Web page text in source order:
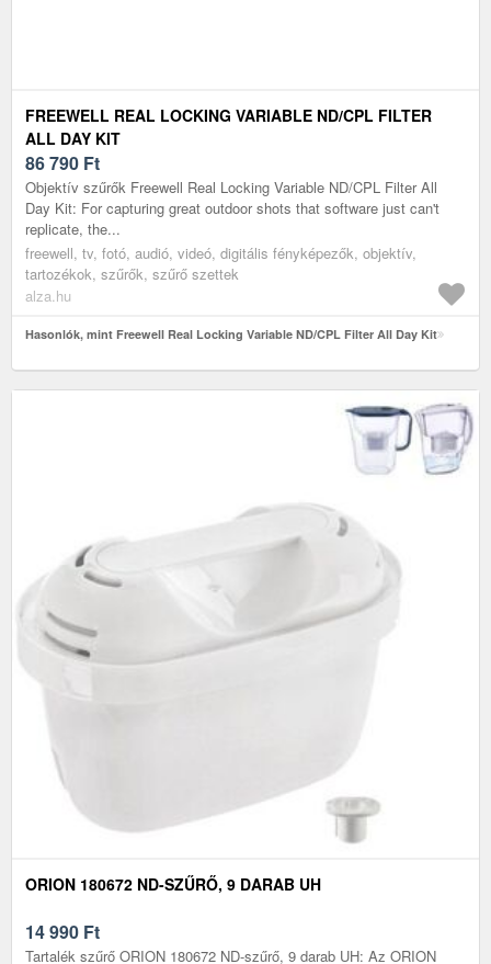
FREEWELL REAL LOCKING VARIABLE ND/CPL FILTER
ALL DAY KIT
86 790 Ft
Objektív szűrők Freewell Real Locking Variable ND/CPL Filter All
Day Kit: For capturing great outdoor shots that software just can't
replicate, the...
freewell, tv, fotó, audió, videó, digitális fényképezők, objektív,
tartozékok, szűrők, szűrő szettek
alza.hu
Hasonlók, mint Freewell Real Locking Variable ND/CPL Filter All Day Kit
ORION 180672 ND-SZŰRŐ, 9 DARAB UH
14 990 Ft
Tartalék szűrő ORION 180672 ND-szűrő, 9 darab UH: Az ORION